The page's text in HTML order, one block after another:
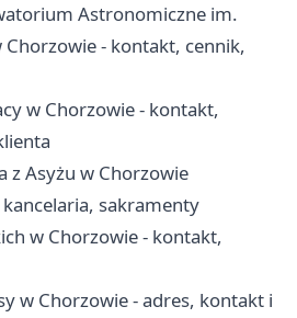
Astronomiczne im.
Chorzowie - kontakt, cennik,
w Chorzowie - kontakt,
z Asyżu w Chorzowie
sakramenty
w Chorzowie - kontakt,
w Chorzowie - adres, kontakt i